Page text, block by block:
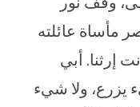
مأساة عائلته
إرثنا. أبي
يزرع، ولا شيء